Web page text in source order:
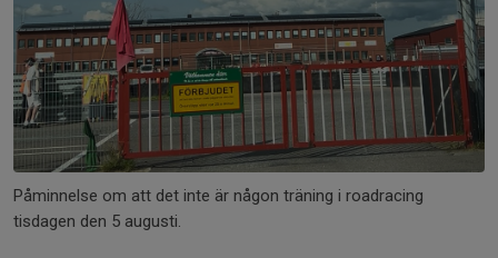
Påminnelse om att det inte är någon träning i roadracing
tisdagen den 5 augusti.